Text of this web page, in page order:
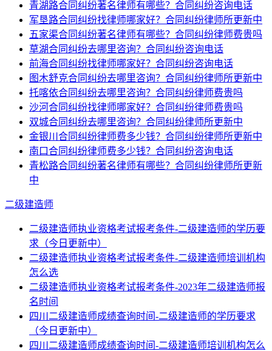
青湖路合同纠纷著名律师有哪些？合同纠纷咨询电话
军垦路合同纠纷找律师哪家好？合同纠纷律师所更新中
五家渠合同纠纷著名律师有哪些？合同纠纷律师费贵吗
草湖合同纠纷去哪里咨询？合同纠纷咨询电话
前海合同纠纷找律师哪家好？合同纠纷咨询电话
图木舒克合同纠纷去哪里咨询？合同纠纷律师所更新中
托喀依合同纠纷去哪里咨询？合同纠纷律师费贵吗
沙河合同纠纷找律师哪家好？合同纠纷律师费贵吗
双城合同纠纷去哪里咨询？合同纠纷律师所更新中
金银川合同纠纷律师费多少钱？合同纠纷律师所更新中
南口合同纠纷律师费多少钱？合同纠纷咨询电话
青松路合同纠纷著名律师有哪些？合同纠纷律师所更新
中
二级建造师
二级建造师执业资格考试报考条件-二级建造师的学历要
求（今日更新中）
二级建造师执业资格考试报考条件-二级建造师培训机构
怎么选
二级建造师执业资格考试报考条件-2023年二级建造师报
名时间
四川二级建造师成绩查询时间-二级建造师的学历要求
（今日更新中）
四川二级建造师成绩查询时间-二级建造师培训机构怎么